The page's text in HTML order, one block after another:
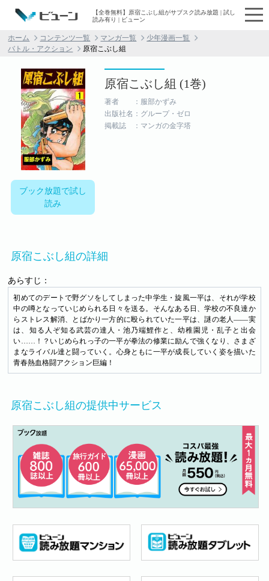
【全巻無料】原宿こぶし組がサブスク読み放題 | 試し
読み有り | ビューン
ホーム コンテンツ一覧 マンガ一覧
少年漫画一覧
バトル・アクション
原宿こぶし組
ブック放題で試し
読み
原宿こぶし組 (1巻)
著者 ：服部かずみ
出版社名：グループ・ゼロ
掲載誌 ：マンガの金字塔
原宿こぶし組の詳細
あらすじ：
初めてのデートで野グソをしてしまった中学生・旋風一平は、それが学校
中の噂となっていじめられる日々を送る。そんなある日、学校の不良達か
らストレス解消、とばかり一方的に殴られていた一平は、謎の老人――実
は、知る人ぞ知る武芸の達人・池乃端鯉作と、幼稚園児・乱子と出会
い……！？いじめられっ子の一平が拳法の修業に励んで強くなり、さまざ
まなライバル達と闘っていく。心身ともに一平が成長していく姿を描いた
青春熱血格闘アクション巨編！
原宿こぶし組の提供中サービス